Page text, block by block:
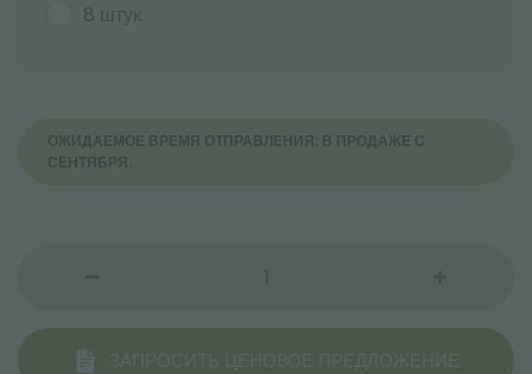
8 штук
ОЖИДАЕМОЕ ВРЕМЯ ОТПРАВЛЕНИЯ: В ПРОДАЖЕ С
СЕНТЯБРЯ.
ЗАПРОСИТЬ ЦЕНОВОЕ ПРЕДЛОЖЕНИЕ